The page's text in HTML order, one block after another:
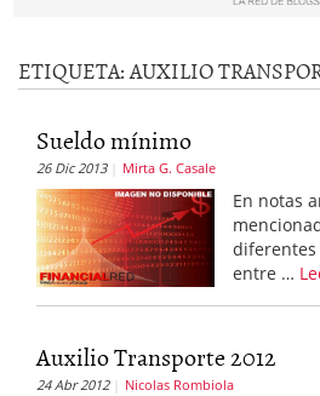
ETIQUETA:AUXILIO
Sueldo mínimo
26 Dic 2013 Mirta G. Casale
En notas
diferentes
entre …
Auxilio Transporte 2012
24 Abr 2012 Nicolas Rombiola